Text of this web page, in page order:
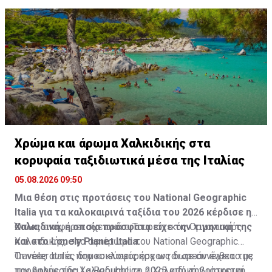
Χρώμα και άρωμα Χαλκιδικής στα
κορυφαία ταξιδιωτικά μέσα της Ιταλίας
05.08.2026 09:50
Μια θέση στις προτάσεις του National Geographic
Italia για τα καλοκαιρινά ταξίδια του 2026 κέρδισε η
Χαλκιδική, η οποία πρόσφατα είχε την τιμητική της
και στο Lonely Planet Italia.
Όπως αναφέρει σχετικά ο Τουριστικός Οργανισμός
Χαλκιδικής, στο αφιέρωμα του National Geographic
Traveler Italia, που κυκλοφόρησε ως δωρεάν ένθετο με
Οι νέες αυτές δημοσιεύσεις έρχονται σε συνέχεια της